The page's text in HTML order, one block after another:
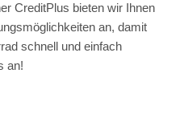
CreditPlus bieten wir Ihnen
an, damit
schnell und einfach
an!